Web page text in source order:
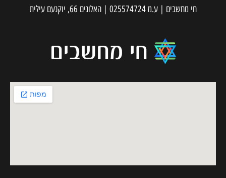
חי מחשבים | ע.מ 025574724 | האלונים 66, יוקנעם עילית